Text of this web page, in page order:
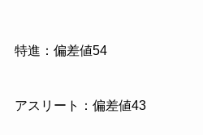
特進：偏差値54
アスリート：偏差値43